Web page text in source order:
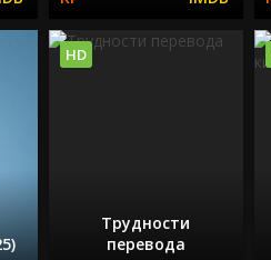
Трудности
перевода
HD